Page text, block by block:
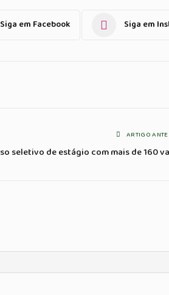
Siga em Facebook Siga em
ARTIGO
seletivo de estágio com mais de 160